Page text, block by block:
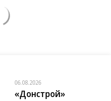
06.08.2026
«Донстрой»